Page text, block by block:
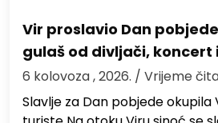
Vir proslavio Dan
gulaš od divljači,
6 kolovoza , 2026. / Vrijeme
Slavlje za Dan pobjede okupila